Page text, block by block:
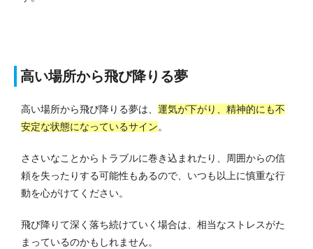
高い場所から飛び降りる夢
高い場所から飛び降りる夢は、 運気が下がり、精神的にも不
安定な状態になっているサイン。
ささいなことからトラブルに巻き込まれたり、周囲からの信
頼を失ったりする可能性もあるので、いつも以上に慎重な行
動を心がけてください。
飛び降りて深く落ち続けていく場合は、相当なストレスがた
まっているのかもしれません。